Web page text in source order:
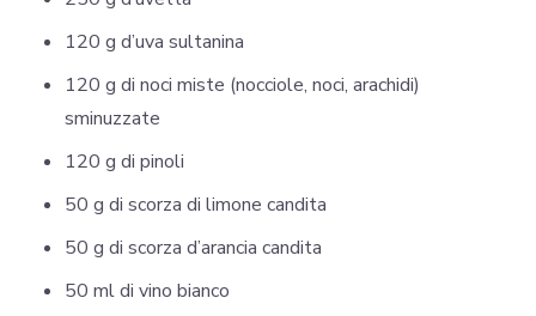
120 g d’uva sultanina
120 g di noci miste (nocciole, noci, arachidi)
sminuzzate
120 g di pinoli
50 g di scorza di limone candita
50 g di scorza d’arancia candita
50 ml di vino bianco